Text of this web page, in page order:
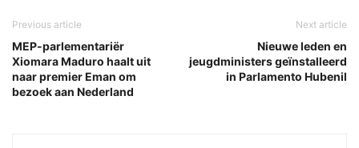
Previous article
MEP-parlementariër
Xiomara Maduro haalt uit
naar premier Eman om
bezoek aan Nederland
Next article
Nieuwe leden en
jeugdministers geïnstalleerd
in Parlamento Hubenil